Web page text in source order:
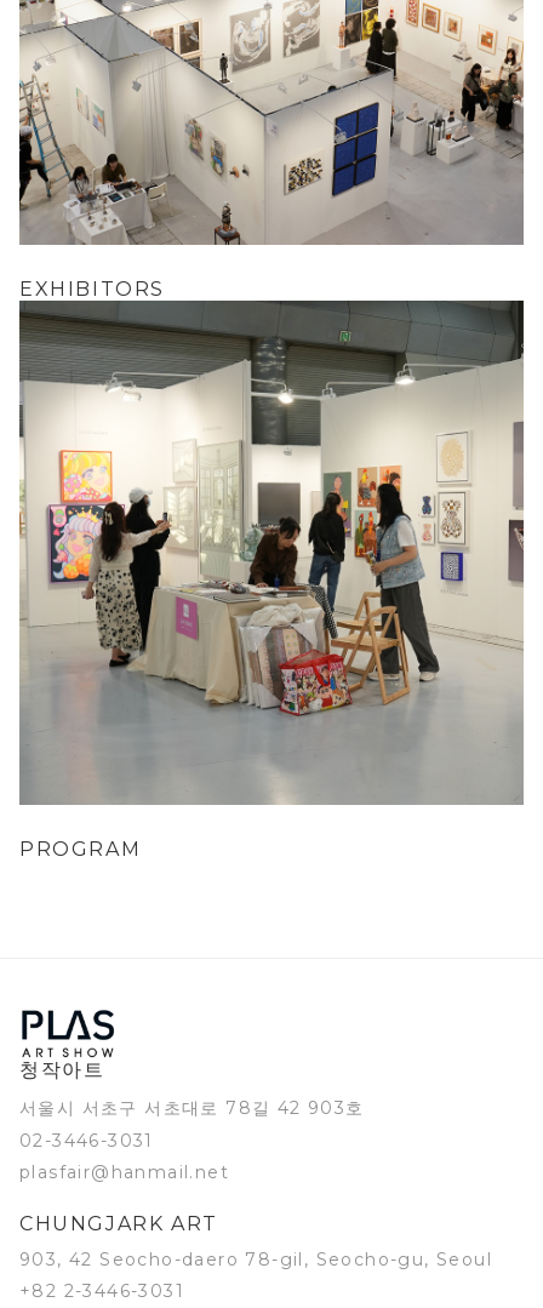
EXHIBITORS
PROGRAM
청작아트
서울시 서초구 서초대로 78길 42 903호
02-3446-3031
plasfair@hanmail.net
CHUNGJARK ART
903, 42 Seocho-daero 78-gil, Seocho-gu, Seoul
+82 2-3446-3031